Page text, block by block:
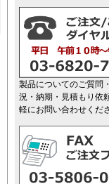
製品についてのご質問
況・納期・見積もり依
軽にお問い合わせくだ